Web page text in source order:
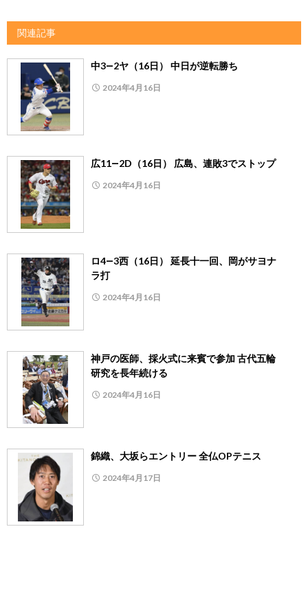
関連記事
中3―2ヤ（16日） 中日が逆転勝ち
2024年4月16日
広11―2D（16日） 広島、連敗3でストップ
2024年4月16日
ロ4―3西（16日） 延長十一回、岡がサヨナ
ラ打
2024年4月16日
神戸の医師、採火式に来賓で参加 古代五輪
研究を長年続ける
2024年4月16日
錦織、大坂らエントリー 全仏OPテニス
2024年4月17日